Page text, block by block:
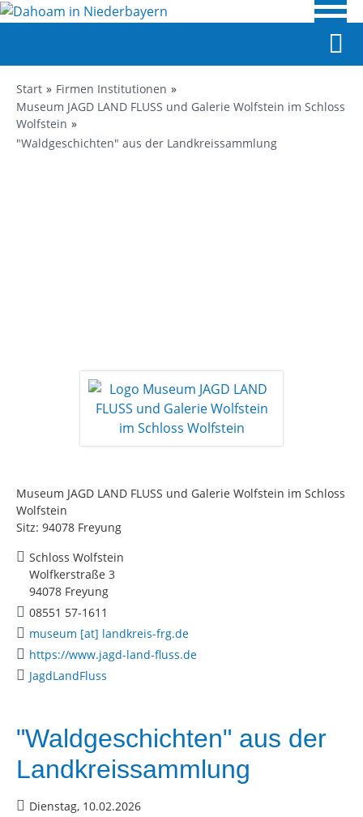
Start
Firmen Institutionen
Museum JAGD LAND FLUSS und Galerie Wolfstein im Schloss
Wolfstein
"Waldgeschichten" aus der Landkreissammlung
Museum JAGD LAND FLUSS und Galerie Wolfstein im Schloss
Wolfstein
Sitz: 94078 Freyung
Schloss Wolfstein
Wolfkerstraße 3
94078 Freyung
08551 57-1611
museum [at] landkreis-frg.de
https://www.jagd-land-fluss.de
JagdLandFluss
"Waldgeschichten" aus der
Landkreissammlung
Dienstag, 10.02.2026